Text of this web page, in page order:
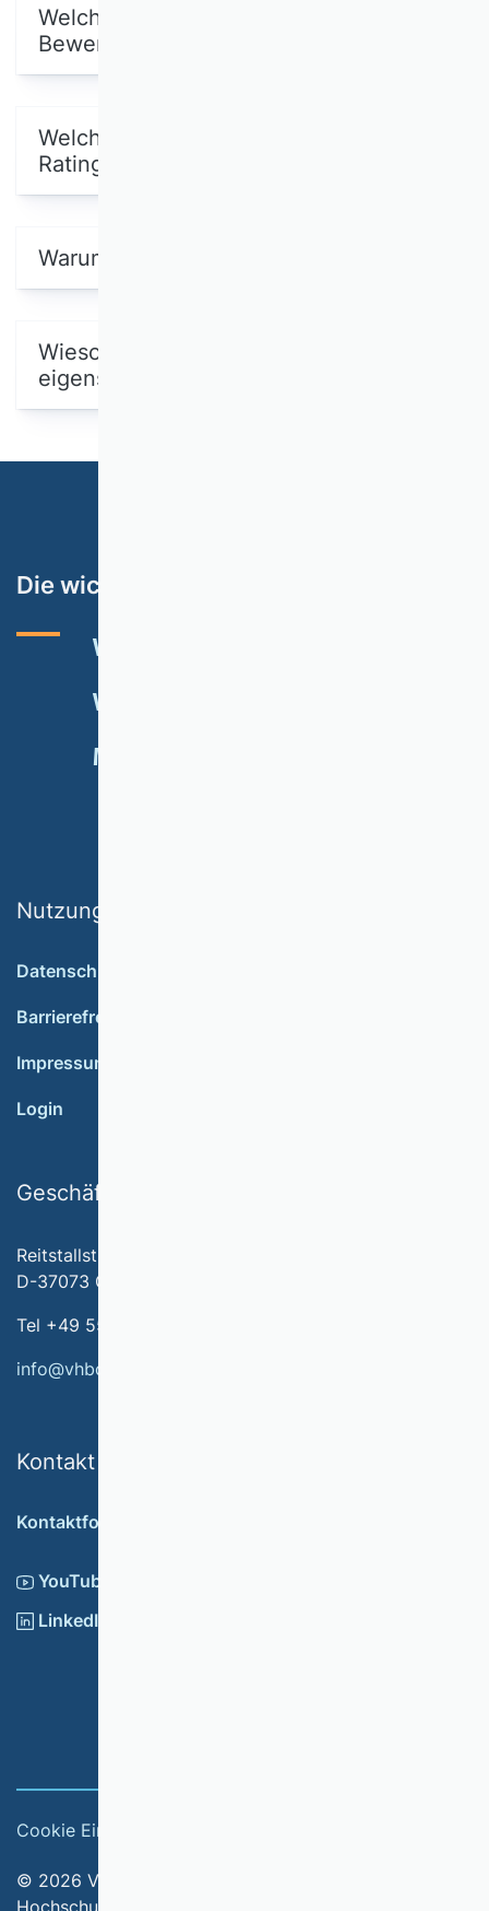
Welche Methodik wurde für die
Bewertung verwendet?
Welche WKs haben in verbundenen
Ratings bewertet?
Warum gibt es keine Gesamtliste?
Wieso werden ABWLs nicht in einer
eigenständigen Liste ausgewiesen?
Die wichtigsten Themen
VHB-RATING 2024
VERANSTALTUNGEN
MITGLIED WERDEN
Nutzungsbedingungen
Datenschutz
Barrierefreiheit
Impressum
Login
Geschäftsstelle
Reitstallstr. 7
D-37073 Göttingen
Tel +49 551 79778-566
info@vhbonline.org
Kontakt
Kontaktformular
YouTube
LinkedIn
Cookie Einstellungen
© 2026 Verband der Hochschullehrerinnen und
Hochschullehrer für Betriebswirtschaft e.V.